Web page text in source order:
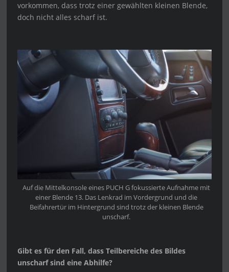
vorkommen, dass trotz einer gewählten kleinen Blende,
doch nicht alles scharf ist.
Auf die Mittelkonsole eines PUCH G fokussierte Aufnahme mit
einer Blende 13. Das Lenkrad im Vordergrund und die
Beifahrertür im Hintergrund sind trotz der kleinen Blende
unscharf.
Gibt es für den Fall, dass Teilbereiche des Bildes
unscharf sind eine Abhilfe?